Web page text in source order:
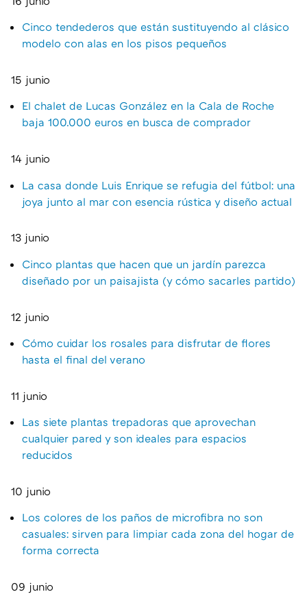
Cinco tendederos que están sustituyendo al clásico
modelo con alas en los pisos pequeños
15 junio
El chalet de Lucas González en la Cala de Roche
baja 100.000 euros en busca de comprador
14 junio
La casa donde Luis Enrique se refugia del fútbol: una
joya junto al mar con esencia rústica y diseño actual
13 junio
Cinco plantas que hacen que un jardín parezca
diseñado por un paisajista (y cómo sacarles partido)
12 junio
Cómo cuidar los rosales para disfrutar de flores
hasta el final del verano
11 junio
Las siete plantas trepadoras que aprovechan
cualquier pared y son ideales para espacios
reducidos
10 junio
Los colores de los paños de microfibra no son
casuales: sirven para limpiar cada zona del hogar de
forma correcta
09 junio